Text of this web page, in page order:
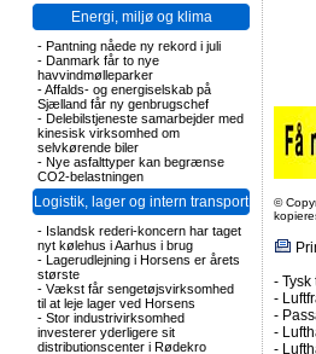
Energi, miljø og klima
- Pantning nåede ny rekord i juli
- Danmark får to nye
havvindmølleparker
-Affalds- og energiselskab på
Sjælland får ny genbrugschef
- Delebilstjeneste samarbejder med
kinesisk virksomhed om
selvkørende biler
- Nye asfalttyper kan begrænse
CO2-belastningen
Logistik, lager og intern transport
- Islandsk rederi-koncern har taget
nyt kølehus i Aarhus i brug
- Lagerudlejning i Horsens er årets
største
- Vækst får sengetøjsvirksomhed
til at leje lager ved Horsens
- Stor industrivirksomhed
investerer yderligere sit
distributionscenter i Rødekro
©
-
-
-
-
-